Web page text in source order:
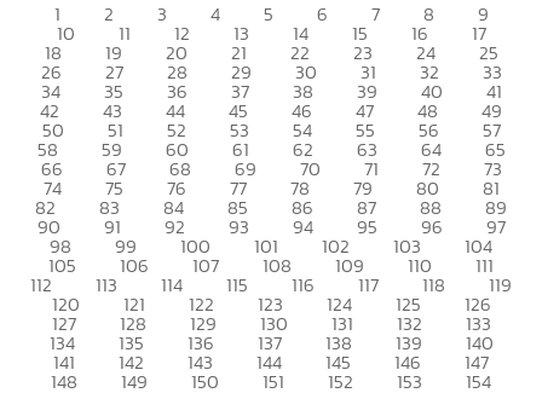
1 2 3 4 5 6 7 8 9
10 11 12 13 14 15 16 17
18 19 20 21 22 23 24 25
26 27 28 29 30 31 32 33
34 35 36 37 38 39 40 41
42 43 44 45 46 47 48 49
50 51 52 53 54 55 56 57
58 59 60 61 62 63 64 65
66 67 68 69 70 71 72 73
74 75 76 77 78 79 80 81
82 83 84 85 86 87 88 89
90 91 92 93 94 95 96 97
98 99 100 101 102 103 104
105 106 107 108 109 110 111
112 113 114 115 116 117 118 119
120 121 122 123 124 125 126
127 128 129 130 131 132 133
134 135 136 137 138 139 140
141 142 143 144 145 146 147
148 149 150 151 152 153 154